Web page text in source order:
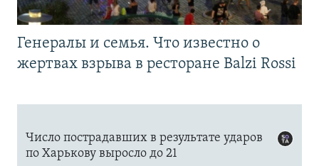
Генералы и семья. Что известно о
жертвах взрыва в ресторане Balzi Rossi